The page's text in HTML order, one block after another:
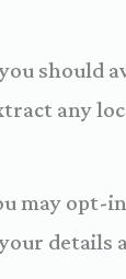
should
any
may opt-